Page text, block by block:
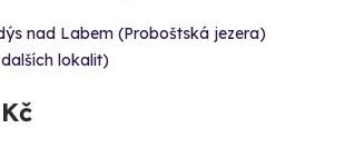
nad Labem (Proboštská jezera)
lokalit)